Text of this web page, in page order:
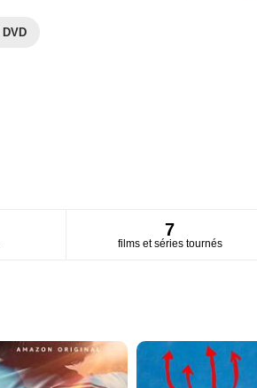
7
films et séries tournés